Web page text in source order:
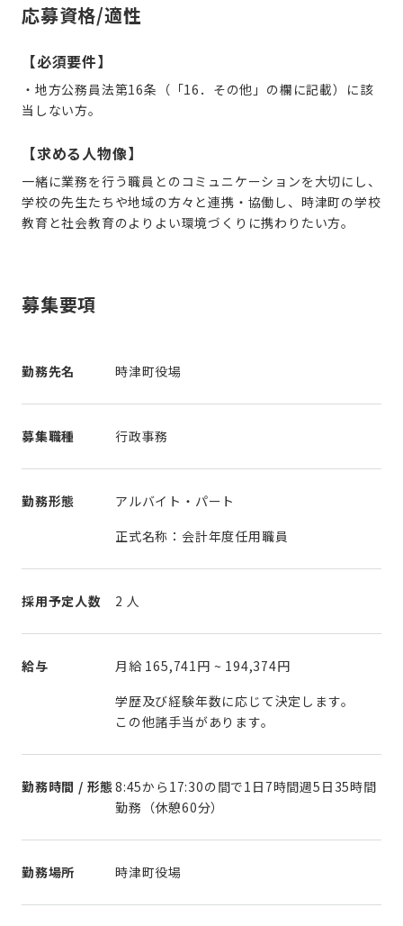
応募資格/適性
【必須要件】
・地方公務員法第16条（「16．その他」の欄に記載）に該
当しない方。
【求める人物像】
一緒に業務を行う職員とのコミュニケーションを大切にし、
学校の先生たちや地域の方々と連携・協働し、時津町の学校
教育と社会教育のよりよい環境づくりに携わりたい方。
募集要項
勤務先名 時津町役場
募集職種 行政事務
勤務形態
アルバイト・パート
正式名称：会計年度任用職員
採用予定人数 2 人
給与 月給 165,741円 ~ 194,374円
学歴及び経験年数に応じて決定します。
この他諸手当があります。
勤務時間 / 形態8:45から17:30の間で1日7時間週5日35時間
勤務（休憩60分）
勤務場所 時津町役場